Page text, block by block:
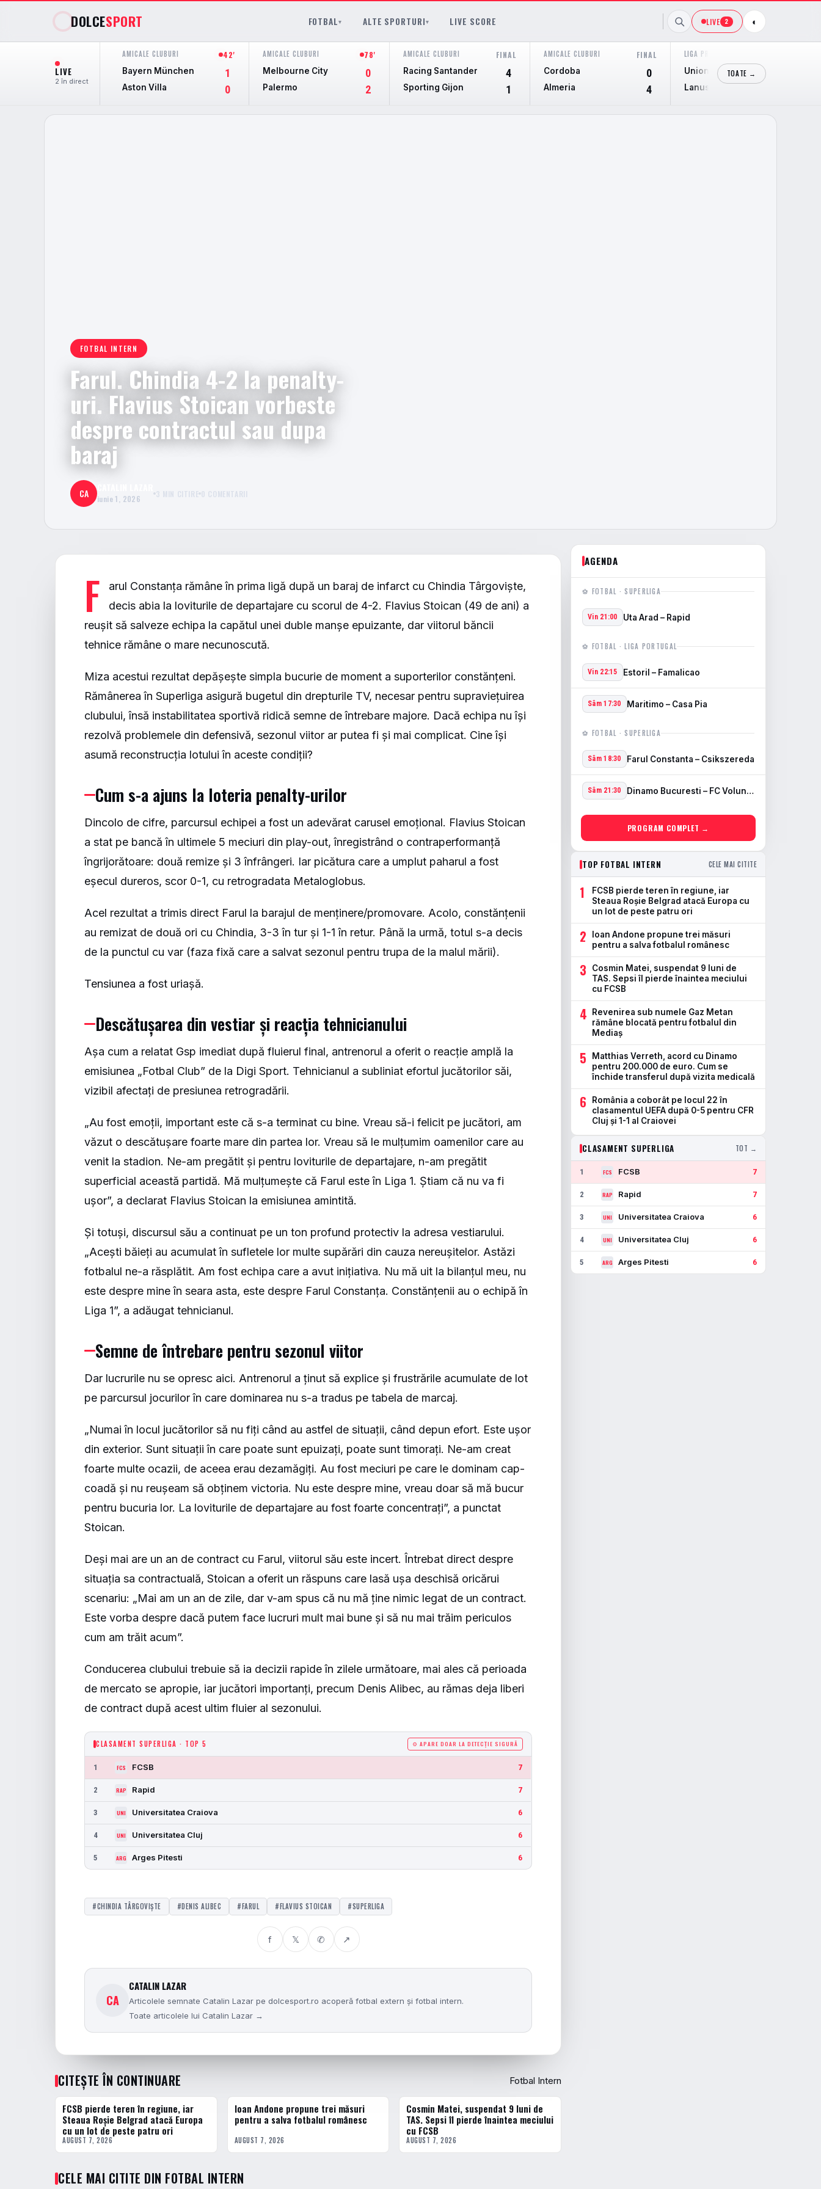
DOLCESPORT FOTBAL▾ ALTE SPORTURI▾ LIVE SCORE LIVE 2 ◐
LIVE
2 în direct
AMICALE CLUBURI 42'
Bayern München 1
Aston Villa 0
AMICALE CLUBURI 78'
Melbourne City 0
Palermo 2
AMICALE CLUBURI FINAL
Racing Santander 4
Sporting Gijon 1
AMICALE CLUBURI FINAL
Cordoba 0
Almeria 4
LIGA PROFESIONAL ARGENTINA
Union Santa Fe
Lanus
TOATE →
FOTBAL INTERN
Farul. Chindia 4-2 la penalty-
uri. Flavius Stoican vorbeste
despre contractul sau dupa
baraj
CA iunie 1, 2026 3 MIN CITIRE 0 COMENTARII
F
arul Constanța rămâne în prima ligă după un baraj de infarct cu Chindia Târgoviște,
decis abia la loviturile de departajare cu scorul de 4-2. Flavius Stoican (49 de ani) a
reușit să salveze echipa la capătul unei duble manșe epuizante, dar viitorul băncii
tehnice rămâne o mare necunoscută.
Miza acestui rezultat depășește simpla bucurie de moment a suporterilor constănțeni.
Rămânerea în Superliga asigură bugetul din drepturile TV, necesar pentru supraviețuirea
clubului, însă instabilitatea sportivă ridică semne de întrebare majore. Dacă echipa nu își
rezolvă problemele din defensivă, sezonul viitor ar putea fi și mai complicat. Cine își
asumă reconstrucția lotului în aceste condiții?
Cum s-a ajuns la loteria penalty-urilor
Dincolo de cifre, parcursul echipei a fost un adevărat carusel emoțional. Flavius Stoican
a stat pe bancă în ultimele 5 meciuri din play-out, înregistrând o contraperformanță
îngrijorătoare: două remize și 3 înfrângeri. Iar picătura care a umplut paharul a fost
eșecul dureros, scor 0-1, cu retrogradata Metaloglobus.
Acel rezultat a trimis direct Farul la barajul de menținere/promovare. Acolo, constănțenii
au remizat de două ori cu Chindia, 3-3 în tur și 1-1 în retur. Până la urmă, totul s-a decis
de la punctul cu var (faza fixă care a salvat sezonul pentru trupa de la malul mării).
Tensiunea a fost uriașă.
Descătușarea din vestiar și reacția tehnicianului
Așa cum a relatat Gsp imediat după fluierul final, antrenorul a oferit o reacție amplă la
emisiunea „Fotbal Club” de la Digi Sport. Tehnicianul a subliniat efortul jucătorilor săi,
vizibil afectați de presiunea retrogradării.
„Au fost emoții, important este că s-a terminat cu bine. Vreau să-i felicit pe jucători, am
văzut o descătușare foarte mare din partea lor. Vreau să le mulțumim oamenilor care au
venit la stadion. Ne-am pregătit și pentru loviturile de departajare, n-am pregătit
superficial această partidă. Mă mulțumește că Farul este în Liga 1. Știam că nu va fi
ușor”, a declarat Flavius Stoican la emisiunea amintită.
Și totuși, discursul său a continuat pe un ton profund protectiv la adresa vestiarului.
„Acești băieți au acumulat în sufletele lor multe supărări din cauza nereușitelor. Astăzi
fotbalul ne-a răsplătit. Am fost echipa care a avut inițiativa. Nu mă uit la bilanțul meu, nu
este despre mine în seara asta, este despre Farul Constanța. Constănțenii au o echipă în
Liga 1”, a adăugat tehnicianul.
Semne de întrebare pentru sezonul viitor
Dar lucrurile nu se opresc aici. Antrenorul a ținut să explice și frustrările acumulate de lot
pe parcursul jocurilor în care dominarea nu s-a tradus pe tabela de marcaj.
„Numai în locul jucătorilor să nu fiți când au astfel de situații, când depun efort. Este ușor
din exterior. Sunt situații în care poate sunt epuizați, poate sunt timorați. Ne-am creat
foarte multe ocazii, de aceea erau dezamăgiți. Au fost meciuri pe care le dominam cap-
coadă și nu reușeam să obținem victoria. Nu este despre mine, vreau doar să mă bucur
pentru bucuria lor. La loviturile de departajare au fost foarte concentrați”, a punctat
Stoican.
Deși mai are un an de contract cu Farul, viitorul său este incert. Întrebat direct despre
situația sa contractuală, Stoican a oferit un răspuns care lasă ușa deschisă oricărui
scenariu: „Mai am un an de zile, dar v-am spus că nu mă ține nimic legat de un contract.
Este vorba despre dacă putem face lucruri mult mai bune și să nu mai trăim periculos
cum am trăit acum”.
Conducerea clubului trebuie să ia decizii rapide în zilele următoare, mai ales că perioada
de mercato se apropie, iar jucători importanți, precum Denis Alibec, au rămas deja liberi
de contract după acest ultim fluier al sezonului.
CLASAMENT SUPERLIGA · TOP 5 ⚙ APARE DOAR LA DETECȚIE SIGURĂ
1 FCS FCSB 7
2 RAP Rapid 7
3 UNI Universitatea Craiova 6
4 UNI Universitatea Cluj 6
5 ARG Arges Pitesti 6
#CHINDIA TÂRGOVIȘTE #DENIS ALIBEC #FARUL #FLAVIUS STOICAN #SUPERLIGA
f 𝕏 ✆ ↗
CA
CATALIN LAZAR
Articolele semnate Catalin Lazar pe dolcesport.ro acoperă fotbal extern și fotbal intern.
Toate articolele lui Catalin Lazar →
CITEȘTE ÎN CONTINUARE Fotbal Intern
FOTBAL EXTERN
FCSB pierde teren în regiune, iar
Steaua Roșie Belgrad atacă Europa
cu un lot de peste patru ori
AUGUST 7, 2026
FOTBAL INTERN
Ioan Andone propune trei măsuri
pentru a salva fotbalul românesc
AUGUST 7, 2026
FOTBAL INTERN
Cosmin Matei, suspendat 9 luni de
TAS. Sepsi îl pierde înaintea meciului
cu FCSB
AUGUST 7, 2026
CELE MAI CITITE DIN FOTBAL INTERN
AGENDA
⚽ FOTBAL · SUPERLIGA
Vin 21:00 Uta Arad – Rapid
⚽ FOTBAL · LIGA PORTUGAL
Vin 22:15 Estoril – Famalicao
Sâm 17:30 Maritimo – Casa Pia
⚽ FOTBAL · SUPERLIGA
Sâm 18:30 Farul Constanta – Csikszereda
Sâm 21:30 Dinamo Bucuresti – FC Voluntari
PROGRAM COMPLET →
TOP FOTBAL INTERN CELE MAI CITITE
1
FCSB pierde teren în regiune, iar
Steaua Roșie Belgrad atacă Europa cu
un lot de peste patru ori
2
Ioan Andone propune trei măsuri
pentru a salva fotbalul românesc
3
Cosmin Matei, suspendat 9 luni de
TAS. Sepsi îl pierde înaintea meciului
cu FCSB
4
Revenirea sub numele Gaz Metan
rămâne blocată pentru fotbalul din
Mediaș
5
Matthias Verreth, acord cu Dinamo
pentru 200.000 de euro. Cum se
închide transferul după vizita medicală
6
România a coborât pe locul 22 în
clasamentul UEFA după 0-5 pentru CFR
Cluj și 1-1 al Craiovei
CLASAMENT SUPERLIGA TOT →
1 FCS FCSB 7
2 RAP Rapid 7
3 UNI Universitatea Craiova 6
4 UNI Universitatea Cluj 6
5 ARG Arges Pitesti 6